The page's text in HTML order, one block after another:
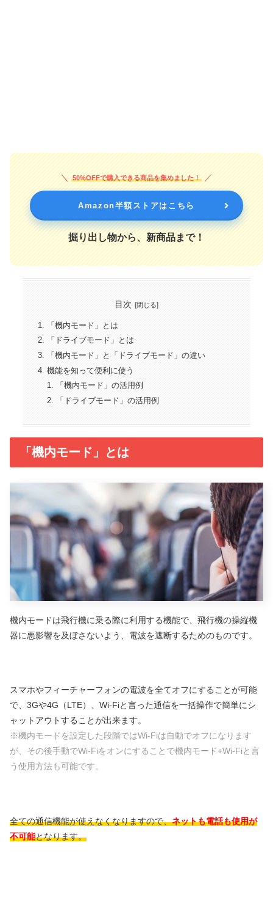
50%OFFで購入できる商品を集めました！
Amazon半額ストアはこちら
掘り出し物から、新商品まで！
目次
「機内モード」とは
「ドライブモード」とは
「機内モード」と「ドライブモード」の違い
機能を知って便利に使う
「機内モード」の活用例
「ドライブモード」の活用例
「機内モード」とは
機内モードは飛行機に乗る際に利用する機能で、飛行機の操縦機
器に悪影響を及ぼさないよう、電波を遮断するためのものです。
スマホやフィーチャーフォンの電波を全てオフにすることが可能
で、3Gや4G（LTE）、Wi-Fiと言った通信を一括操作で簡単にシ
ャットアウトすることが出来ます。
※機内モードを設定した段階ではWi-Fiは自動でオフになります
が、その後手動でWi-Fiをオンにすることで機内モード+Wi-Fiと言
う使用方法も可能です。
全ての通信機能が使えなくなりますので、ネットも電話も使用が
不可能となります。